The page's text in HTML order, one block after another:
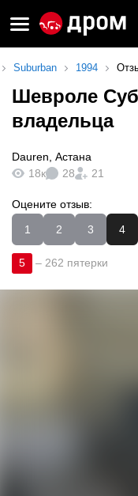
Suburban 1994
Шевроле
владельца
Dauren Астана
18к
28 21
Оцените отзыв:
1
2 3 4
5 – 262 пятерки